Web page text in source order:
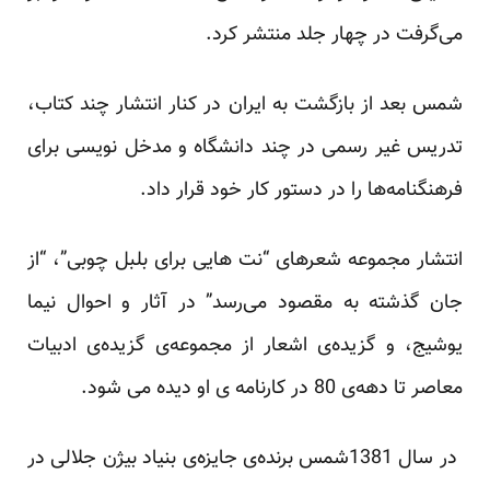
می‌گرفت در چهار جلد منتشر کرد.
شمس بعد از بازگشت به ایران در کنار انتشار چند کتاب،
تدریس غیر رسمی در چند دانشگاه و مدخل نویسی برای
فرهنگنامه‌ها را در دستور کار خود قرار داد.
انتشار مجموعه شعرهای “نت هایی برای بلبل چوبی”، “از
جان گذشته به مقصود می‌رسد” در آثار و احوال نیما
یوشیج، و گزیده‌ی اشعار از مجموعه‌ی گزیده‌ی ادبیات
معاصر تا دهه‌ی 80 در کارنامه ی او دیده می شود.
در سال 1381شمس برنده‌ی جایزه‌ی بنیاد بیژن جلالی در